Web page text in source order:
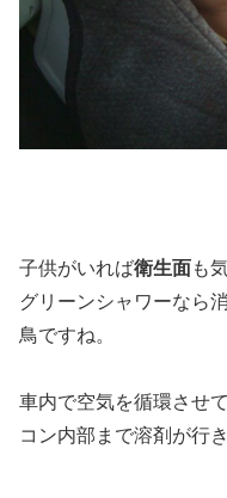
子供がいれば衛生面も
グリーンシャワーなら
鳥ですね。
車内で空気を循環させ
コン内部まで溶剤が行